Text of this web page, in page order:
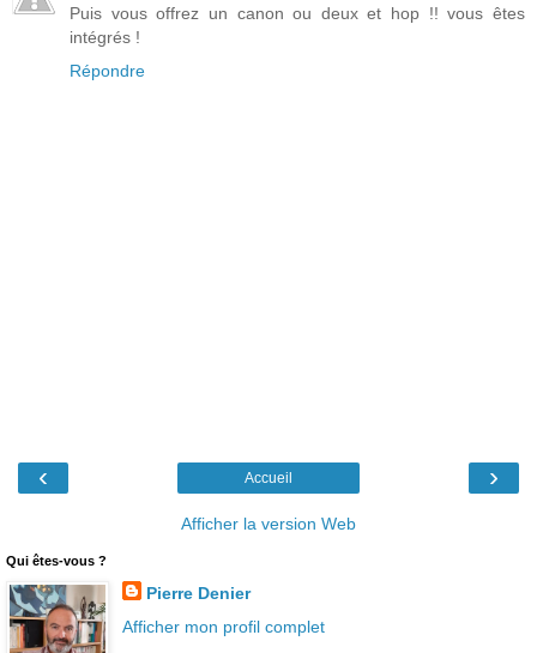
Puis vous offrez un canon ou deux et hop !! vous êtes
intégrés !
Répondre
‹ ›
Accueil
Afficher la version Web
Qui êtes-vous ?
Pierre Denier
Afficher mon profil complet